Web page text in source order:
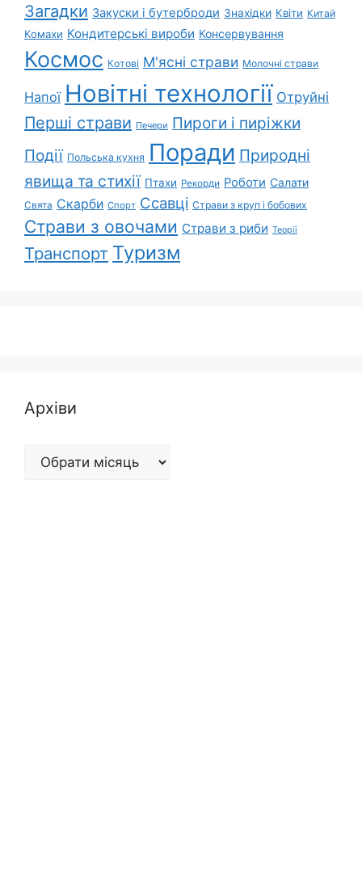
Загадки Закуски і бутерброди Знахідки Квіти Китай
Комахи Кондитерські вироби Консервування
Космос Котові М'ясні страви Молочні страви
Напої Новітні технології Отруйні
Перші страви Печери Пироги і пиріжки
Події Польська кухня Поради Природні
явища та стихії Птахи Рекорди Роботи Салати
Свята Скарби Спорт Ссавці Страви з круп і бобових
Страви з овочами Страви з риби Теорії
Транспорт Туризм
Архіви
Архіви